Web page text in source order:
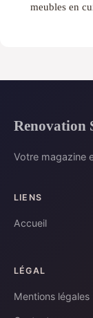
meubles en
Renovation
Votre magazine
LIENS
Accueil
LÉGAL
Mentions légales